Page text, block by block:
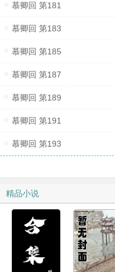
慕卿回 第181
慕卿回 第183
慕卿回 第185
慕卿回 第187
慕卿回 第189
慕卿回 第191
慕卿回 第193
精品小说